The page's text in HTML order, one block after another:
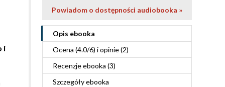
Powiadom o dostępności audiobooka »
Opis ebooka
Ocena (4.0/6) i opinie (2)
Recenzjeebooka (3)
Szczegółyebooka
i